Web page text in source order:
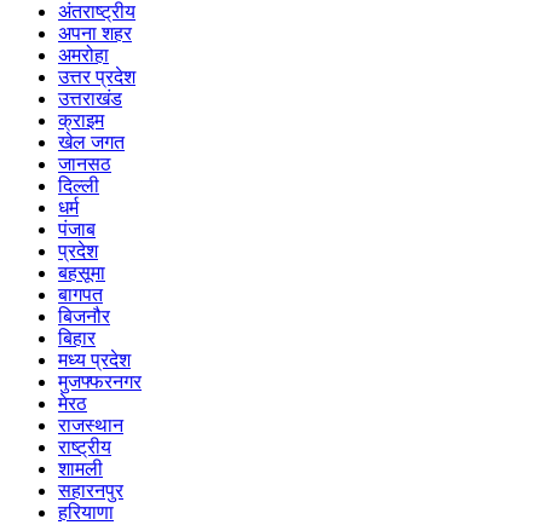
अंतराष्ट्रीय
अपना शहर
अमरोहा
उत्तर प्रदेश
उत्तराखंड
क्राइम
खेल जगत
जानसठ
दिल्ली
धर्म
पंजाब
प्रदेश
बहसूमा
बागपत
बिजनौर
बिहार
मध्य प्रदेश
मुजफ्फरनगर
मेरठ
राजस्थान
राष्ट्रीय
शामली
सहारनपुर
हरियाणा